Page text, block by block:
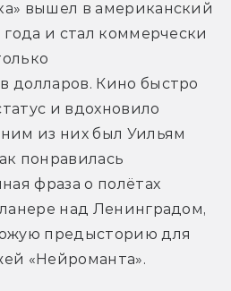
вышел в американский
года и стал коммерчески
долларов. Кино быстро
и вдохновило
из них был Уильям
понравилась
фраза о полётах
над Ленинградом,
предысторию для
«Нейроманта».